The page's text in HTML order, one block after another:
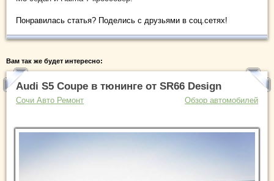
Понравилась статья? Поделись с друзьями в соц.сетях!
Вам так же будет интересно:
Audi S5 Coupe в тюнинге от SR66 Design
Сочи Авто Ремонт Обзор автомобилей